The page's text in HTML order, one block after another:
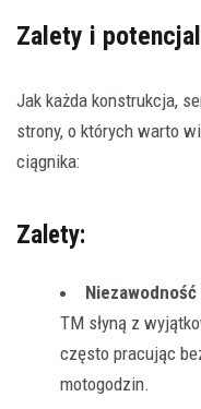
Zalety i
Jak każda konstrukcja,
strony, o których warto
ciągnika:
Zalety:
Niezawodność
TM słyną z
często pracując
motogodzin.